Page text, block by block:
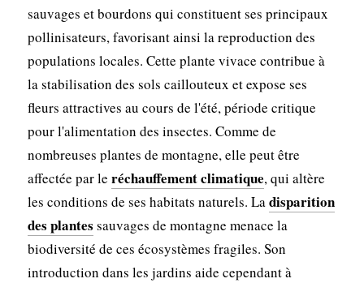
sauvages et bourdons qui constituent ses principaux
pollinisateurs, favorisant ainsi la reproduction des
populations locales. Cette plante vivace contribue à
la stabilisation des sols caillouteux et expose ses
fleurs attractives au cours de l'été, période critique
pour l'alimentation des insectes. Comme de
nombreuses plantes de montagne, elle peut être
affectée par le réchauffement climatique, qui altère
les conditions de ses habitats naturels. Ladisparition
des plantes sauvages de montagne menace la
biodiversité de ces écosystèmes fragiles. Son
introduction dans les jardins aide cependant à